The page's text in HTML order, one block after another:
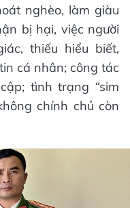
nghèo, làm giàu
bị hại, việc người
thiếu hiểu biết,
cá nhân; công tác
tình trạng “sim
chính chủ còn